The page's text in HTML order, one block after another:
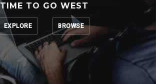
TIME TO GO WEST
EXPLORE BROWSE